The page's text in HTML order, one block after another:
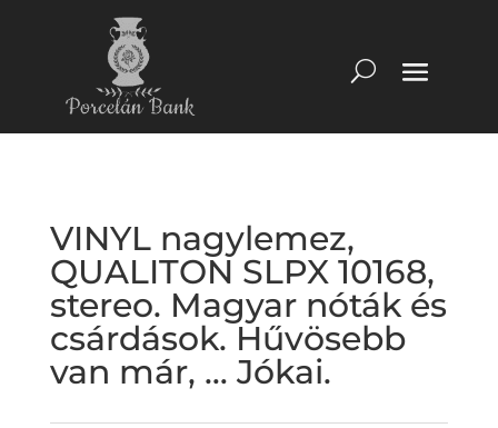
VINYL nagylemez,
QUALITON SLPX 10168,
stereo. Magyar nóták és
csárdások. Hűvösebb
van már, … Jókai.